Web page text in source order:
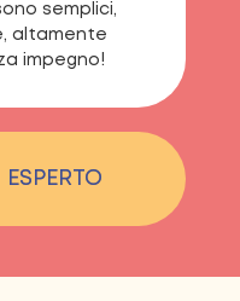
semplici,
altamente
impegno!